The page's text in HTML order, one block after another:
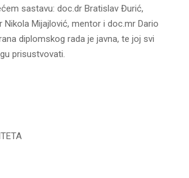
sastavu: doc.dr Bratislav Đurić,
Nikola Mijajlović, mentor i doc.mr Dario
diplomskog rada je javna, te joj svi
prisustvovati.